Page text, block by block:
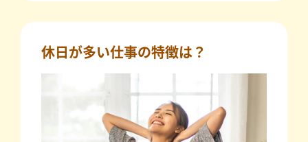
休日が多い仕事の特徴は？